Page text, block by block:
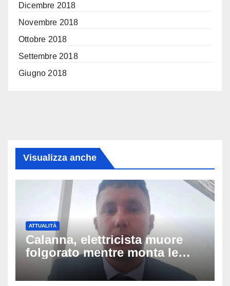
Dicembre 2018
Novembre 2018
Ottobre 2018
Settembre 2018
Giugno 2018
Visualizza anche
ATTUALITÀ
Calanna, elettricista muore
folgorato mentre monta le
luminarie della festa: chi era
Fabio Calabrò e cosa è